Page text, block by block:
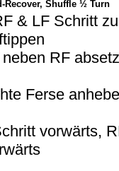
Recover, Shuffle ½ Turn
& LF Schritt
RF
Ferse
vorwärts,